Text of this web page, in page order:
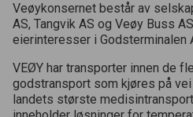
Veøykonsernet består av
AS, Tangvik AS og Veøy Buss AS
eierinteresser i Godsterminalen
VEØY har transporter innen de
godstransport som kjøres på
landets største